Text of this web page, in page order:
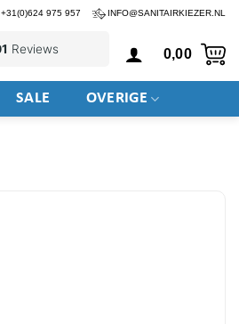
+31(0)624 975 957 INFO@SANITAIRKIEZER.NL
0,00
SALE OVERIGE